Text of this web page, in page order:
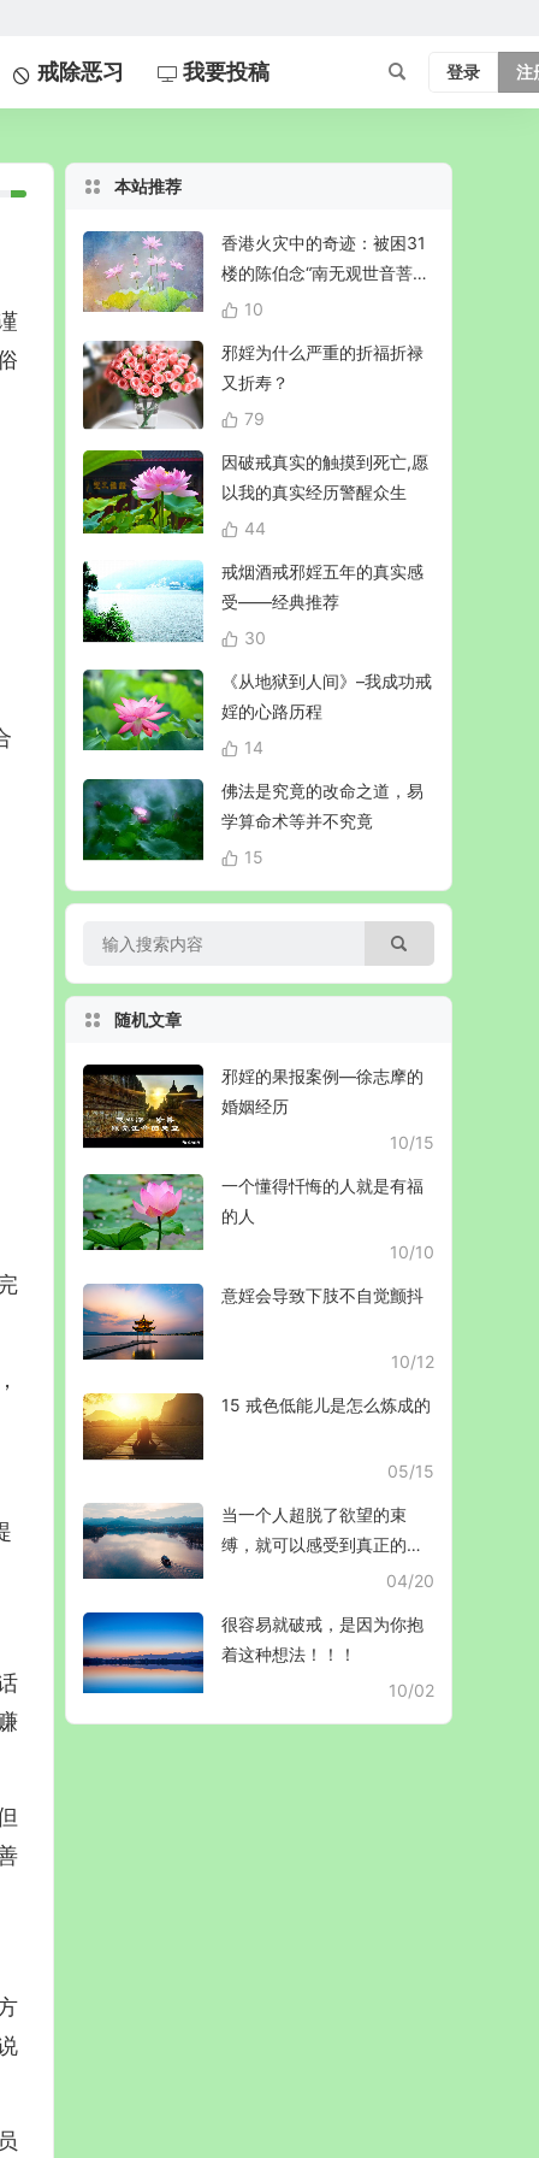
戒除恶习 我要投稿 登录 注
本站推荐
香港火灾中的奇迹：被困31
楼的陈伯念“南无观世音菩
萨”20小时奇迹生还！
10
邪婬为什么严重的折福折禄
又折寿？
79
因破戒真实的触摸到死亡,愿
以我的真实经历警醒众生
44
戒烟酒戒邪婬五年的真实感
受——经典推荐
30
《从地狱到人间》–我成功戒
婬的心路历程
14
佛法是究竟的改命之道，易
学算命术等并不究竟
15
随机文章
邪婬的果报案例—徐志摩的
婚姻经历
10/15
一个懂得忏悔的人就是有福
的人
10/10
意婬会导致下肢不自觉颤抖
10/12
15 戒色低能儿是怎么炼成的
05/15
当一个人超脱了欲望的束
缚，就可以感受到真正的自
04/20
很容易就破戒，是因为你抱
着这种想法！！！
10/02